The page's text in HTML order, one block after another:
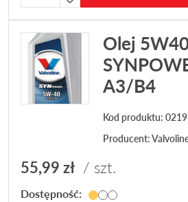
Olej
A3/B4
Kod produktu:
Producent:
55,99zł / szt.
Dostępność: